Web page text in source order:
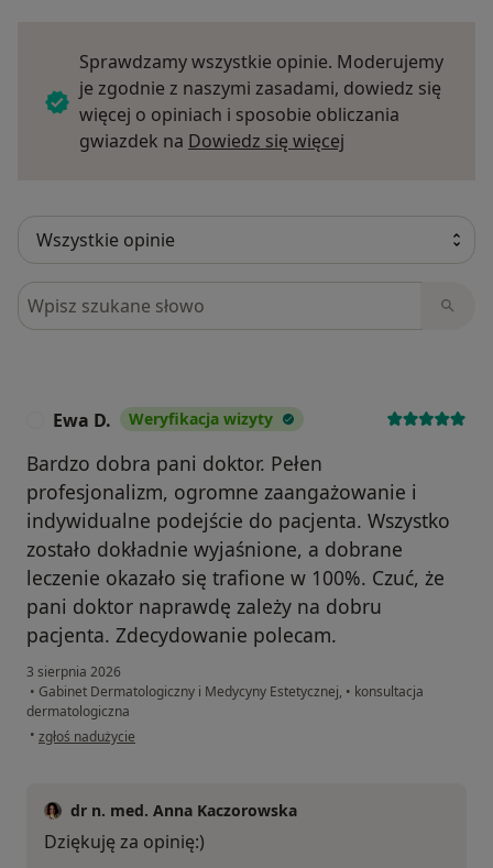
Sprawdzamy wszystkie opinie. Moderujemy
je zgodnie z naszymi zasadami, dowiedz się
więcej o opiniach i sposobie obliczania
gwiazdek na Dowiedz się więcej
Szukaj w opiniach
Ewa D. Weryfikacja wizyty
Bardzo dobra pani doktor. Pełen
profesjonalizm, ogromne zaangażowanie i
indywidualne podejście do pacjenta. Wszystko
zostało dokładnie wyjaśnione, a dobrane
leczenie okazało się trafione w 100%. Czuć, że
pani doktor naprawdę zależy na dobru
pacjenta. Zdecydowanie polecam.
3 sierpnia 2026
• Gabinet Dermatologiczny i Medycyny Estetycznej, • konsultacja
dermatologiczna
• w opinii użytkownika Ewa D.
zgłoś nadużycie
dr n. med. Anna Kaczorowska
Dziękuję za opinię:)